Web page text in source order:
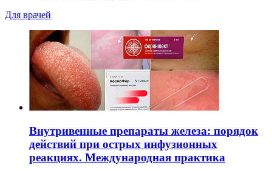
Для врачей
Внутривенные препараты железа: порядок
действий при острых инфузионных
реакциях. Международная практика